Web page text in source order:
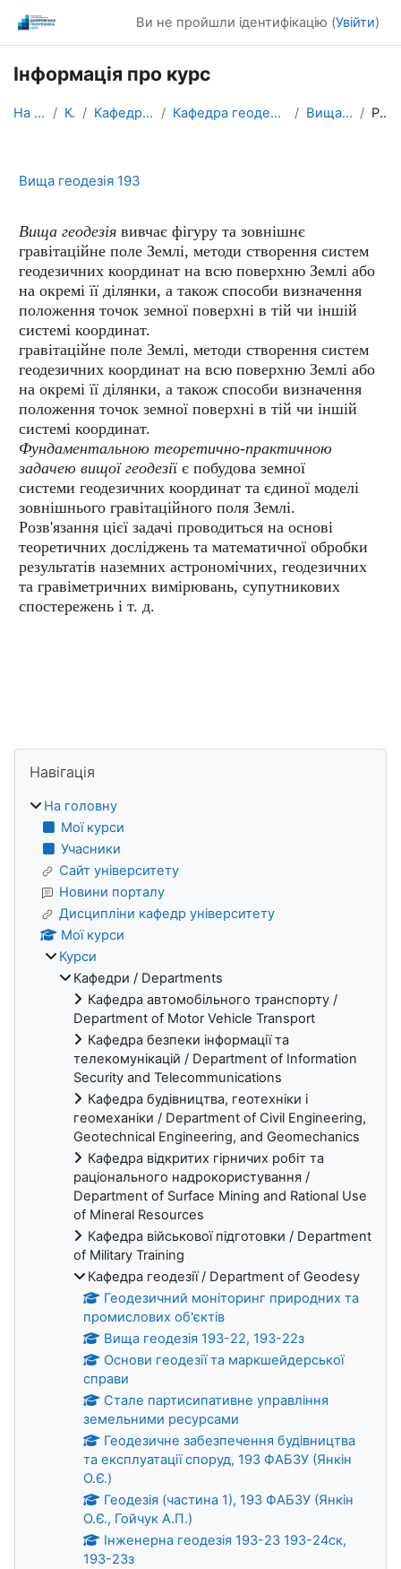
Ви не пройшли ідентифікацію (Увійти)
Інформація про курс
На головну Курси Кафедри / Departments Кафедра геодезії / Department of Geodesy Вища геодезія 193 Резюме
Вища геодезія 193
Вища геодезія вивчає фігуру та зовнішнє
гравітаційне поле Землі, методи створення систем
геодезичних координат на всю поверхню Землі або
на окремі її ділянки, а також способи визначення
положення точок земної поверхні в тій чи іншій
системі координат.
гравітаційне поле Землі, методи створення систем
геодезичних координат на всю поверхню Землі або
на окремі її ділянки, а також способи визначення
положення точок земної поверхні в тій чи іншій
системі координат.
Фундаментальною теоретично-практичною
задачею вищої геодезії є побудова земної
системи геодезичних координат та єдиної моделі
зовнішнього гравітаційного поля Землі.
Розв'язання цієї задачі проводиться на основі
теоретичних досліджень та математичної обробки
результатів наземних астрономічних, геодезичних
та гравіметричних вимірювань, супутникових
спостережень і т. д.
Блоки
Навігація
На головну
Мої курси
Учасники
Сайт університету
Новини порталу
Дисципліни кафедр університету
Мої курси
Курси
Кафедри / Departments
Кафедра автомобільного транспорту /
Department of Motor Vehicle Transport
Кафедра безпеки інформації та
телекомунікацій / Department of Information
Security and Telecommunications
Кафедра будівництва, геотехніки і
геомеханіки / Department of Civil Engineering,
Geotechnical Engineering, and Geomechanics
Кафедра відкритих гірничих робіт та
раціонального надрокористування /
Department of Surface Mining and Rational Use
of Mineral Resources
Кафедра військової підготовки / Department
of Military Training
Кафедра геодезії / Department of Geodesy
Геодезичний моніторинг природних та
промислових об'єктів
Вища геодезія 193-22, 193-22з
Основи геодезії та маркшейдерської
справи
Стале партисипативне управління
земельними ресурсами
Геодезичне забезпечення будівництва
та експлуатації споруд, 193 ФАБЗУ (Янкін
О.Є.)
Геодезія (частина 1), 193 ФАБЗУ (Янкін
О.Є., Гойчук А.П.)
Інженерна геодезія 193-23 193-24ск,
193-23з